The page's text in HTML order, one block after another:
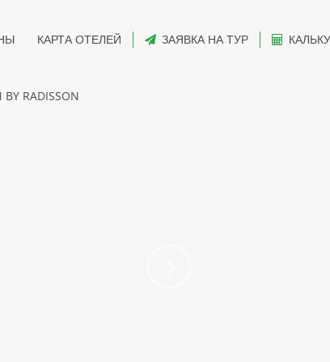
КАРТА ОТЕЛЕЙ ЗАЯВКА НА ТУР
BY RADISSON